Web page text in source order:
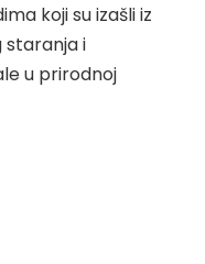
koji su izašli iz
staranja i
u prirodnoj